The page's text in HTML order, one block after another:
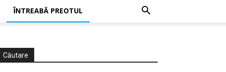
ÎNTREABĂ PREOTUL
Căutare